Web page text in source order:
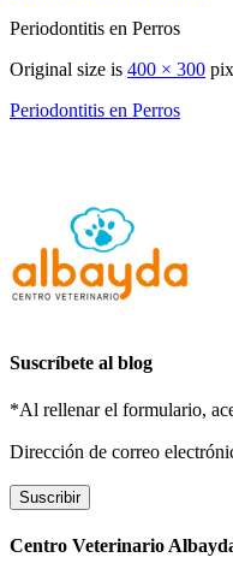
Periodontitis en Perros
Original size is 400 × 300
Periodontitis en Perros
Suscríbete al blog
*Al rellenar el formulario,
Dirección de correo
Suscribir
Centro Veterinario